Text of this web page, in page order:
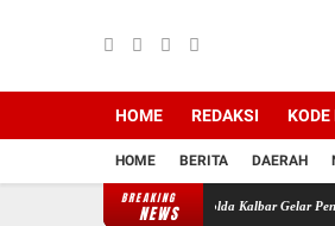
HOME REDAKSI KODE
HOME BERITA DAERAH
BREAKING
NEWS
Keamanan Desa, Polda Kalbar Gelar Peningkatan